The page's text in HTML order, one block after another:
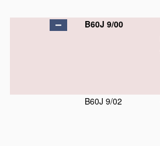
B60J 9/00
B60J 9/02